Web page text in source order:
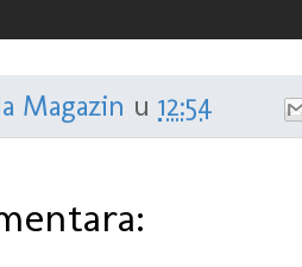
Magazin u 12:54